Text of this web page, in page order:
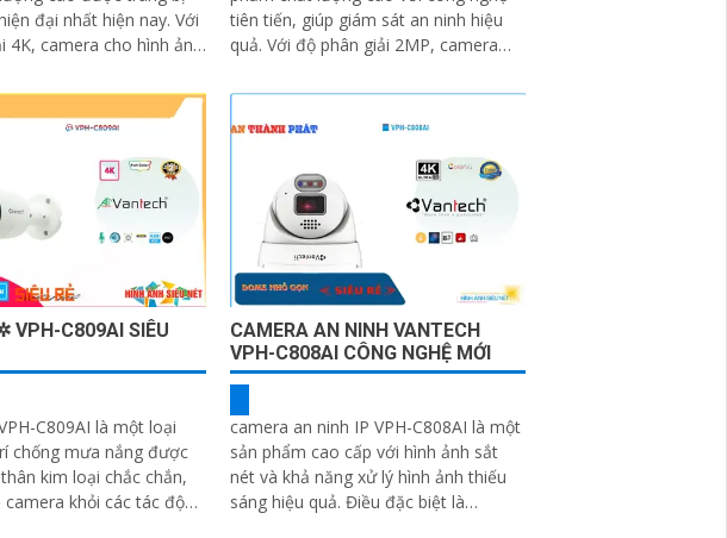
đại nhất hiện nay. Với
4K, camera cho hình ảnh
tiên tiến, giúp giám sát an ninh hiệu
quả. Với độ phân giải 2MP, camera
VPH-C809AI SIÊU
C809AI là một loại
chống mưa nắng được
kim loại chắc chắn,
khỏi các tác động
CAMERA AN NINH VANTECH
VPH-C808AI CÔNG NGHỆ MỚI
camera an ninh IP VPH-C808AI là một
sản phẩm cao cấp với hình ảnh sắt
nét và khả năng xử lý hình ảnh thiếu
sáng hiệu quả. Điều đặc biệt là